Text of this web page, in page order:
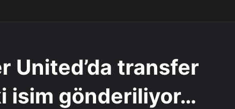
United’da transfer
isim gönderiliyor…